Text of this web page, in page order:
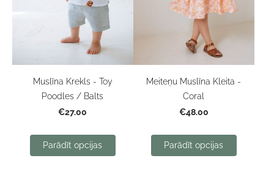
Muslīna Krekls - Toy
Poodles / Balts
€27.00
Parādīt opcijas
Meiteņu Muslīna Kleita -
Coral
€48.00
Parādīt opcijas